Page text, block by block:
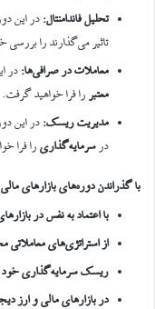
تحلیل فاندامنتال: در این
تاثیر می‌گذارند را بررسی
معاملات در صرافی‌ها: در
معتبر را فرا خواهید گرفت.
مدیریت ریسک: در این
در سرمایه‌گذاری را فرا
با گذراندن دوره‌های بازارهای
با اعتماد به نفس در
از استراتژی‌های معاملاتی
ریسک سرمایه‌گذاری خود
در بازارهای مالی و ارز